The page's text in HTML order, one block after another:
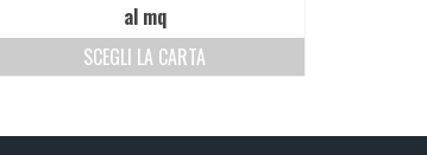
al mq
SCEGLI LA CARTA